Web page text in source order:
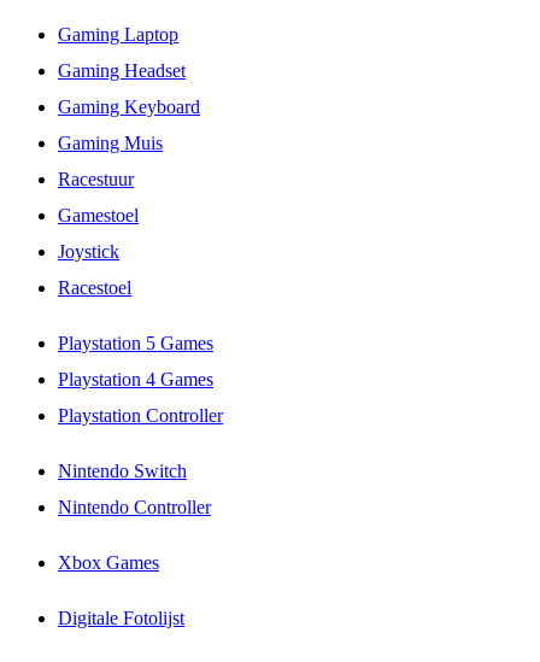
Gaming Laptop
Gaming Headset
Gaming Keyboard
Gaming Muis
Racestuur
Gamestoel
Joystick
Racestoel
Playstation 5 Games
Playstation 4 Games
Playstation Controller
Nintendo Switch
Nintendo Controller
Xbox Games
Digitale Fotolijst